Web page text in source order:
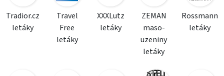
Tradior.cz
letáky
Travel
Free
letáky
XXXLutz
letáky
ZEMAN
maso-
uzeniny
letáky
Rossmann
letáky